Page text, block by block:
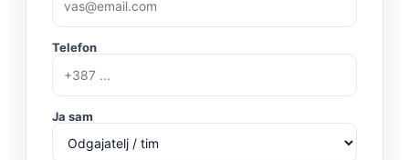
Telefon
Ja sam